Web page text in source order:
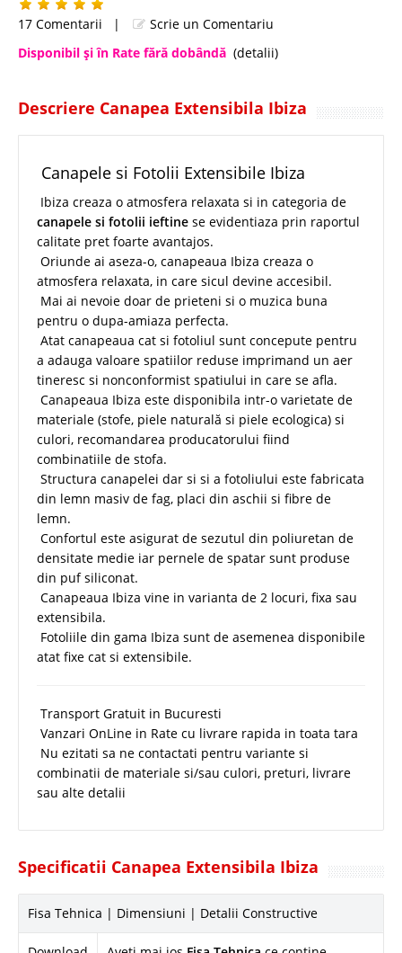
17 Comentarii |
Scrie un Comentariu
Disponibil şi în Rate fără dobândă (detalii)
Descriere Canapea Extensibila Ibiza
Canapele si Fotolii Extensibile Ibiza
Ibiza creaza o atmosfera relaxata si in categoria de
canapele si fotolii ieftine se evidentiaza prin raportul
calitate pret foarte avantajos.
Oriunde ai aseza-o, canapeaua Ibiza creaza o
atmosfera relaxata, in care sicul devine accesibil.
Mai ai nevoie doar de prieteni si o muzica buna
pentru o dupa-amiaza perfecta.
Atat canapeaua cat si fotoliul sunt concepute pentru
a adauga valoare spatiilor reduse imprimand un aer
tineresc si nonconformist spatiului in care se afla.
Canapeaua Ibiza este disponibila intr-o varietate de
materiale (stofe, piele naturală si piele ecologica) si
culori, recomandarea producatorului fiind
combinatiile de stofa.
Structura canapelei dar si si a fotoliului este fabricata
din lemn masiv de fag, placi din aschii si fibre de
lemn.
Confortul este asigurat de sezutul din poliuretan de
densitate medie iar pernele de spatar sunt produse
din puf siliconat.
Canapeaua Ibiza vine in varianta de 2 locuri, fixa sau
extensibila.
Fotoliile din gama Ibiza sunt de asemenea disponibile
atat fixe cat si extensibile.
Transport Gratuit in Bucuresti
Vanzari OnLine in Rate cu livrare rapida in toata tara
Nu ezitati sa ne contactati pentru variante si
combinatii de materiale si/sau culori, preturi, livrare
sau alte detalii
Specificatii Canapea Extensibila Ibiza
Fisa Tehnica | Dimensiuni | Detalii Constructive